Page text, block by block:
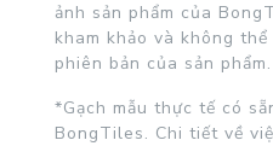
ảnh sản phẩm của
kham khảo và không
phiên bản của sản phẩm.
*Gạch mẫu thực tế có
BongTiles. Chi tiết về